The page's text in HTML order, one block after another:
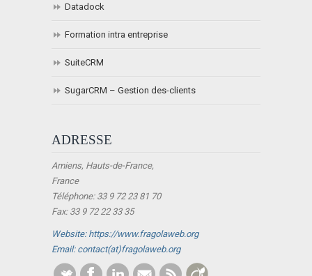
Datadock
Formation intra entreprise
SuiteCRM
SugarCRM – Gestion des-clients
ADRESSE
Amiens, Hauts-de-France,
France
Téléphone: 33 9 72 23 81 70
Fax: 33 9 72 22 33 35
Website: https://www.fragolaweb.org
Email: contact(at)fragolaweb.org